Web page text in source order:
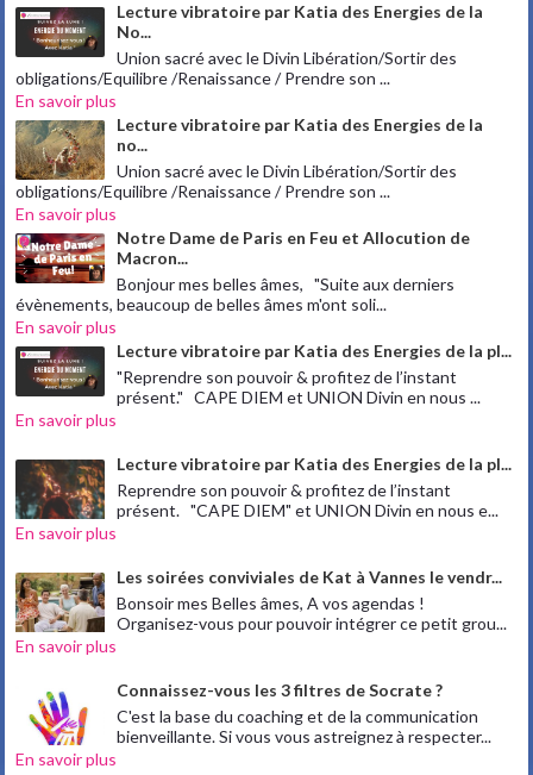
Lecture vibratoire par Katia des Energies de la
No...
Union sacré avec le Divin Libération/Sortir des
obligations/Equilibre /Renaissance / Prendre son ...
En savoir plus
Lecture vibratoire par Katia des Energies de la
no...
Union sacré avec le Divin Libération/Sortir des
obligations/Equilibre /Renaissance / Prendre son ...
En savoir plus
Notre Dame de Paris en Feu et Allocution de
Macron...
Bonjour mes belles âmes, "Suite aux derniers
évènements, beaucoup de belles âmes m'ont soli...
En savoir plus
Lecture vibratoire par Katia des Energies de la pl...
"Reprendre son pouvoir & profitez de l’instant
présent." CAPE DIEM et UNION Divin en nous ...
En savoir plus
Lecture vibratoire par Katia des Energies de la pl...
Reprendre son pouvoir & profitez de l’instant
présent. "CAPE DIEM" et UNION Divin en nous e...
En savoir plus
Les soirées conviviales de Kat à Vannes le vendr...
Bonsoir mes Belles âmes, A vos agendas !
Organisez-vous pour pouvoir intégrer ce petit grou...
En savoir plus
Connaissez-vous les 3 filtres de Socrate ?
C'est la base du coaching et de la communication
bienveillante. Si vous vous astreignez à respecter...
En savoir plus